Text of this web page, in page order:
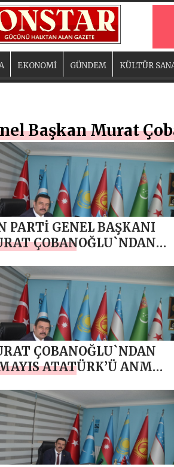
EKONOMİ GÜNDEM KÜLTÜR
Başkan Murat
PARTİ GENEL BAŞKANI
ÇOBANOĞLU`NDAN
ÇOBANOĞLU`NDAN
ATATÜRK’Ü ANMA,